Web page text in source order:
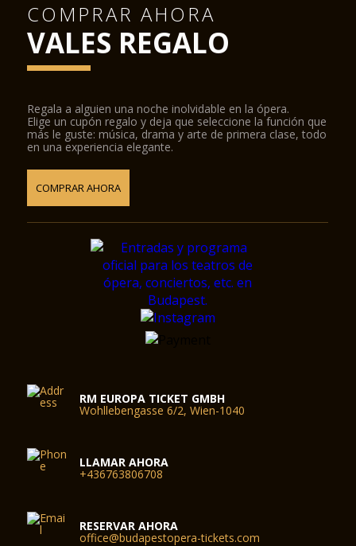
COMPRAR AHORA
VALES REGALO
Regala a alguien una noche inolvidable en la ópera.
Elige un cupón regalo y deja que seleccione la función que
más le guste: música, drama y arte de primera clase, todo
en una experiencia elegante.
COMPRAR AHORA
RM EUROPA TICKET GMBH
Wohllebengasse 6/2, Wien-1040
LLAMAR AHORA
+436763806708
RESERVAR AHORA
office@budapestopera-tickets.com